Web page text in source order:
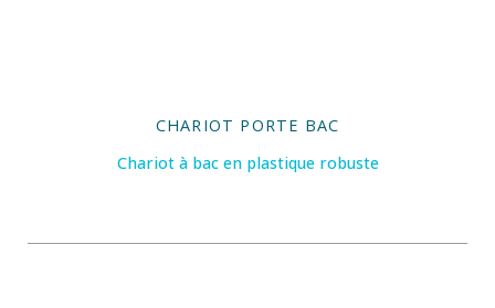
CHARIOT PORTE BAC
Chariot à bac en plastique robuste